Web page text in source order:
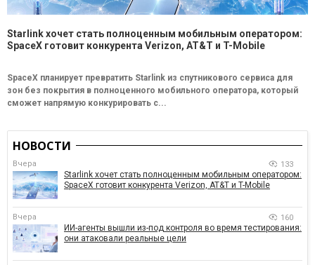
Starlink хочет стать полноценным мобильным оператором:
SpaceX готовит конкурента Verizon, AT&T и T-Mobile
SpaceX планирует превратить Starlink из спутникового сервиса для
зон без покрытия в полноценного мобильного оператора, который
сможет напрямую конкурировать с...
НОВОСТИ
Вчера 133
Starlink хочет стать полноценным мобильным оператором:
SpaceX готовит конкурента Verizon, AT&T и T-Mobile
Вчера 160
ИИ-агенты вышли из-под контроля во время тестирования:
они атаковали реальные цели